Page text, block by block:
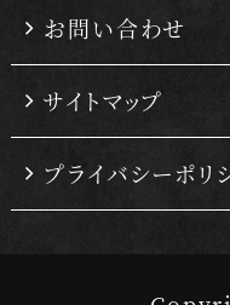
お問い合わせ
サイトマップ
プライバシーポリ